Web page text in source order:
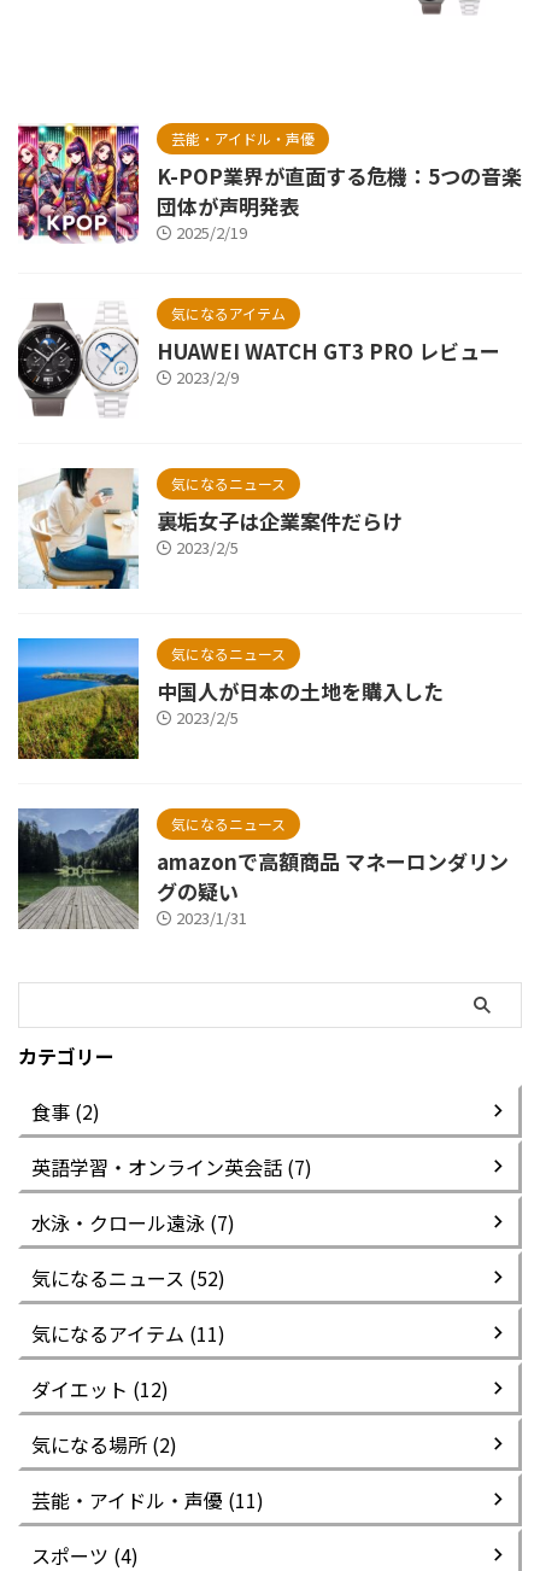
芸能・アイドル・声優
K-POP業界が直面する危機：5つの音楽
団体が声明発表
2025/2/19
気になるアイテム
HUAWEI WATCH GT3 PRO レビュー
2023/2/9
気になるニュース
裏垢女子は企業案件だらけ
2023/2/5
気になるニュース
中国人が日本の土地を購入した
2023/2/5
気になるニュース
amazonで高額商品 マネーロンダリン
グの疑い
2023/1/31
カテゴリー
食事 (2)
英語学習・オンライン英会話 (7)
水泳・クロール遠泳 (7)
気になるニュース (52)
気になるアイテム (11)
ダイエット (12)
気になる場所 (2)
芸能・アイドル・声優 (11)
スポーツ (4)